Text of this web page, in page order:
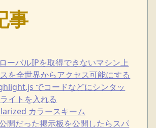
事
ーバルIPを取得できないマシン上
を全世界からアクセス可能にする
でコードなどにシンタッ
イトを入れる
カラースキーム
開だった掲示板を公開したらスパ